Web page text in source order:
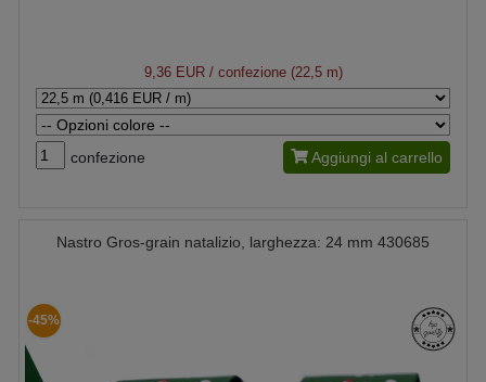
9,36 EUR/ confezione (22,5 m)
confezione Aggiungi al carrello
Nastro Gros-grain natalizio, larghezza: 24 mm 430685
-45%